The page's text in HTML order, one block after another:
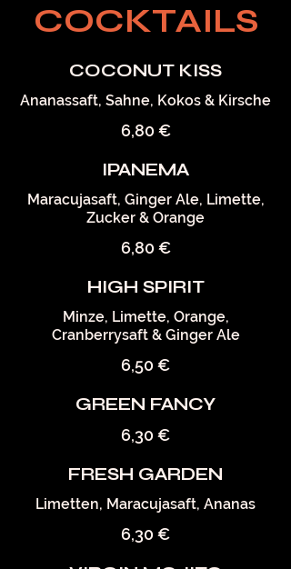
COCKTAILS
COCONUT KISS
Ananassaft, Sahne, Kokos & Kirsche
6,80 €
IPANEMA
Maracujasaft, Ginger Ale, Limette,
Zucker & Orange
6,80 €
HIGH SPIRIT
Minze, Limette, Orange,
Cranberrysaft & Ginger Ale
6,50 €
GREEN FANCY
6,30 €
FRESH GARDEN
Limetten, Maracujasaft, Ananas
6,30 €